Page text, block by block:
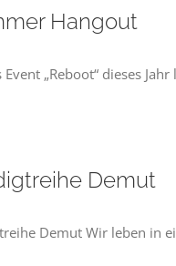
Hangout
Event „Reboot“ dieses
Demut
Demut Wir leben in